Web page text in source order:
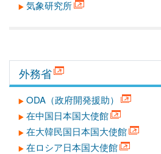
気象研究所
外務省
ODA（政府開発援助）
在中国日本国大使館
在大韓民国日本国大使館
在ロシア日本国大使館